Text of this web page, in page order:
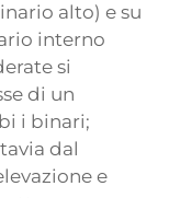
alto) e su
interno
si
di un
i binari;
dal
e